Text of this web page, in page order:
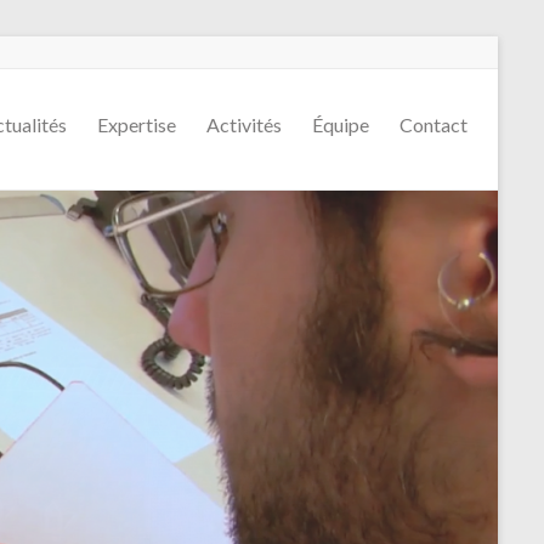
Expertise Activités Équipe Contact